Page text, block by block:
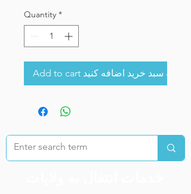
Quantity *
Add to cart به سبد خرید اضافه کنید